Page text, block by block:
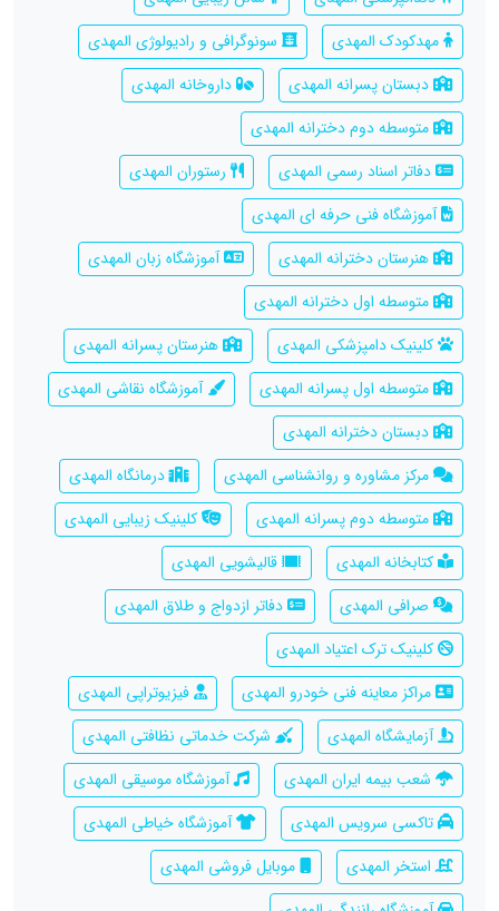
مهدکودک المهدی
سونوگرافی و رادیولوژی المهدی
دبستان پسرانه المهدی
داروخانه المهدی
متوسطه دوم دخترانه المهدی
دفاتر اسناد رسمی المهدی
رستوران المهدی
آموزشگاه فنی حرفه ای المهدی
هنرستان دخترانه المهدی
آموزشگاه زبان المهدی
متوسطه اول دخترانه المهدی
کلینیک دامپزشکی المهدی
هنرستان پسرانه المهدی
متوسطه اول پسرانه المهدی
آموزشگاه نقاشی المهدی
دبستان دخترانه المهدی
مرکز مشاوره و روانشناسی المهدی
درمانگاه المهدی
متوسطه دوم پسرانه المهدی
کلینیک زیبایی المهدی
کتابخانه المهدی
قالیشویی المهدی
صرافی المهدی
دفاتر ازدواج و طلاق المهدی
کلینیک ترک اعتیاد المهدی
مراکز معاینه فنی خودرو المهدی
فیزیوتراپی المهدی
آزمایشگاه المهدی
شرکت خدماتی نظافتی المهدی
شعب بیمه ایران المهدی
آموزشگاه موسیقی المهدی
تاکسی سرویس المهدی
آموزشگاه خیاطی المهدی
استخر المهدی
موبایل فروشی المهدی